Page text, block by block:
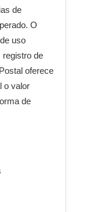
de
O
uso
registro de
oferece
o valor
de